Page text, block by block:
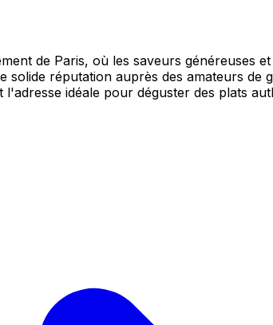
de Paris, où les saveurs généreuses
réputation auprès des amateurs
idéale pour déguster des plats